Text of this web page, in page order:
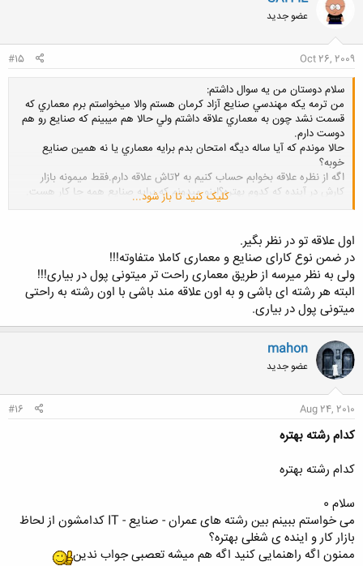
عضو جدید
Oct 26, 2009
#15
سلام دوستان من يه سوال داشتم:
من ترمه يكه مهندسي صنايع آزاد كرمان هستم والا ميخواستم برم معماري كه
قسمت نشد چون به معماري علاقه داشتم ولي حالا هم ميبينم كه صنايع رو هم
دوست دارم.
حالا موندم كه آيا ساله ديگه امتحان بدم برايه معماري يا نه همين صنايع
خوبه؟
اگه از نظره علاقه بخوابم حساب كنيم به 2تاش علاقه دارم.فقط ميمونه بازار
كارش در آينده كه كدوم بهتره؟اينو ميدونم كه برايه صنايع همه جا كار هست.
از شما ميخوام كه توضيح بدين كه آيا مهندسه صنايع در آينده وضعيته ماله
باتشكر
کلیک کنید تا باز شود...
اول علاقه تو در نظر بگیر.
در ضمن نوع کارای صنایع و معماری کاملا متفاوته!!!
ولی به نظر میرسه از طریق معماری راحت تر میتونی پول در بیاری!!!
البته هر رشته ای باشی و به اون علاقه مند باشی با اون رشته به راحتی
میتونی پول در بیاری.
mahon
عضو جدید
Aug 24, 2010
#16
کدام رشته بهتره
کدام رشته بهتره
سلام 0
می خواستم ببینم بین رشته های عمران - صنایع - IT کدامشون از لحاظ
بازار کار و اینده ی شغلی بهتره؟
ممنون اگه راهنمایی کنید اگه هم میشه تعصبی جواب ندین